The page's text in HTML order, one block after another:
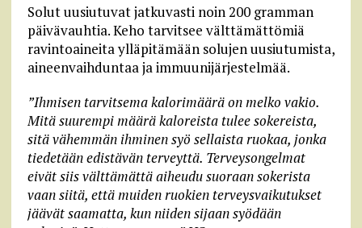
Solut uusiutuvat jatkuvasti noin 200 gramman
päivävauhtia. Keho tarvitsee välttämättömiä
ravintoaineita ylläpitämään solujen uusiutumista,
aineenvaihduntaa ja immuunijärjestelmää.
”Ihmisen tarvitsema kalorimäärä on melko vakio.
Mitä suurempi määrä kaloreista tulee sokereista,
sitä vähemmän ihminen syö sellaista ruokaa, jonka
tiedetään edistävän terveyttä. Terveysongelmat
eivät siis välttämättä aiheudu suoraan sokerista
vaan siitä, että muiden ruokien terveysvaikutukset
jäävät saamatta, kun niiden sijaan syödään